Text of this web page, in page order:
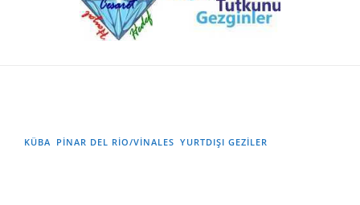
KÜBA PİNAR DEL RİO/VİNALES YURTDIŞI GEZILER